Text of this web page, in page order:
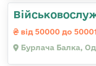
від 50000 до
Бурлача Балка,